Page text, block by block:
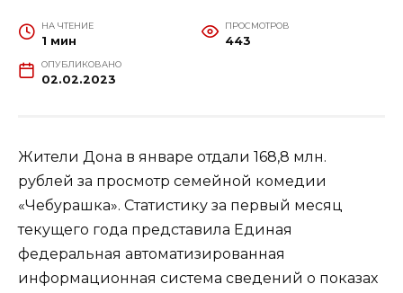
НА ЧТЕНИЕ
1 мин
ПРОСМОТРОВ
443
ОПУБЛИКОВАНО
02.02.2023
Жители Дона в январе отдали 168,8 млн.
рублей за просмотр семейной комедии
«Чебурашка». Статистику за первый месяц
текущего года представила Единая
федеральная автоматизированная
информационная система сведений о показах